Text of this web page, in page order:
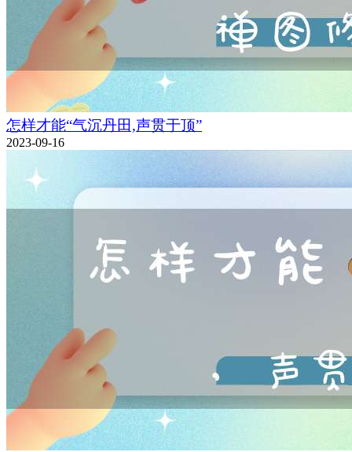
怎样才能“气沉丹田,声贯于顶”
2023-09-16